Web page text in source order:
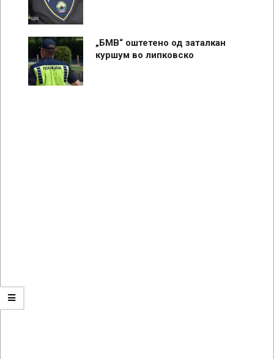
„БМВ“ оштетено од заталкан
куршум во липковско